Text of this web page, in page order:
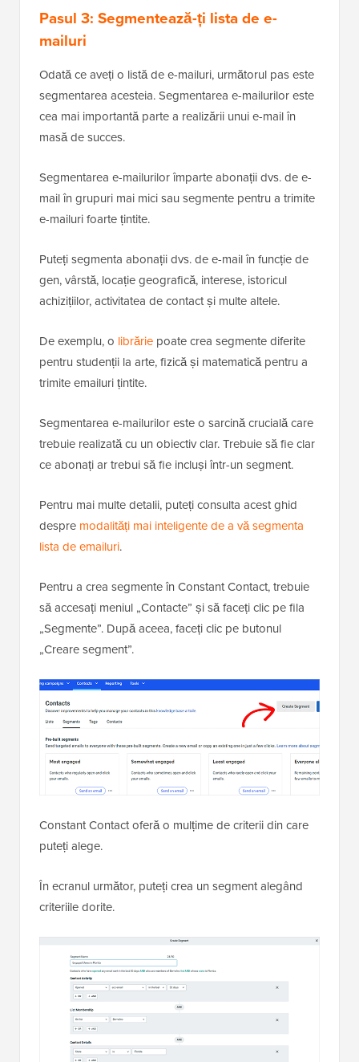
Pasul 3: Segmentează-ți lista de e-
mailuri
Odată ce aveți o listă de e-mailuri, următorul pas este
segmentarea acesteia. Segmentarea e-mailurilor este
cea mai importantă parte a realizării unui e-mail în
masă de succes.
Segmentarea e-mailurilor împarte abonații dvs. de e-
mail în grupuri mai mici sau segmente pentru a trimite
e-mailuri foarte țintite.
Puteți segmenta abonații dvs. de e-mail în funcție de
gen, vârstă, locație geografică, interese, istoricul
achizițiilor, activitatea de contact și multe altele.
De exemplu, o librărie poate crea segmente diferite
pentru studenții la arte, fizică și matematică pentru a
trimite emailuri țintite.
Segmentarea e-mailurilor este o sarcină crucială care
trebuie realizată cu un obiectiv clar. Trebuie să fie clar
ce abonați ar trebui să fie incluși într-un segment.
Pentru mai multe detalii, puteți consulta acest ghid
despre modalități mai inteligente de a vă segmenta
lista de emailuri.
Pentru a crea segmente în Constant Contact, trebuie
să accesați meniul „Contacte” și să faceți clic pe fila
„Segmente”. După aceea, faceți clic pe butonul
„Creare segment”.
Constant Contact oferă o mulțime de criterii din care
puteți alege.
În ecranul următor, puteți crea un segment alegând
criteriile dorite.